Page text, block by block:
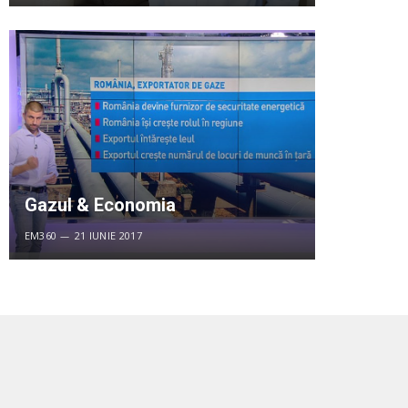
Gazul & Economia
EM360 21 IUNIE 2017